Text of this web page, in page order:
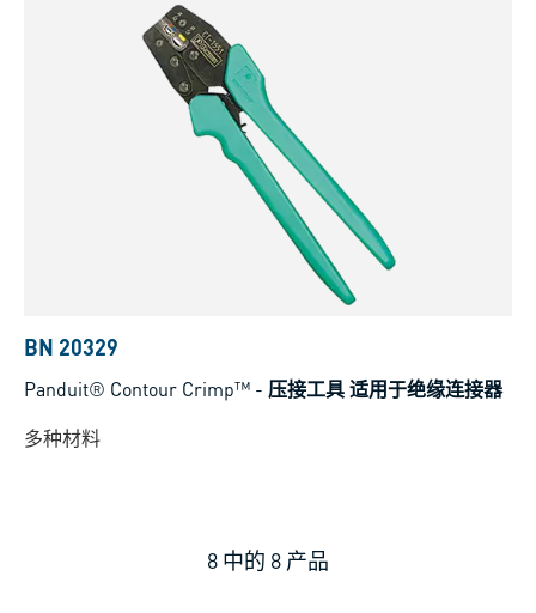
BN 20329
Panduit® Contour Crimp™ - 压接工具 适用于绝缘连接器
多种材料
8 中的 8 产品